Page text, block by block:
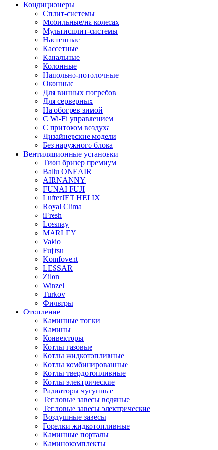
Кондиционеры
Сплит-системы
Мобильные/на колёсах
Мультисплит-системы
Настенные
Кассетные
Канальные
Колонные
Напольно-потолочные
Оконные
Для винных погребов
Для серверных
На обогрев зимой
С Wi-Fi управлением
С притоком воздуха
Дизайнерские модели
Без наружного блока
Вентиляционные установки
Тион бризер премиум
Ballu ONEAIR
AIRNANNY
FUNAI FUJI
LufterJET HELIX
Royal Clima
iFresh
Lossnay
MARLEY
Vakio
Fujitsu
Komfovent
LESSAR
Zilon
Winzel
Turkov
Фильтры
Отопление
Каминные топки
Камины
Конвекторы
Котлы газовые
Котлы жидкотопливные
Котлы комбинированные
Котлы твердотопливные
Котлы электрические
Радиаторы чугунные
Тепловые завесы водяные
Тепловые завесы электрические
Воздушные завесы
Горелки жидкотопливные
Каминные порталы
Каминокомплекты